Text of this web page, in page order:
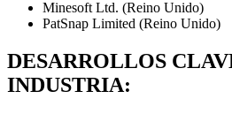
Minesoft Ltd. (Reino Unido)
PatSnap Limited (Reino Unido)
DESARROLLOS
INDUSTRIA: